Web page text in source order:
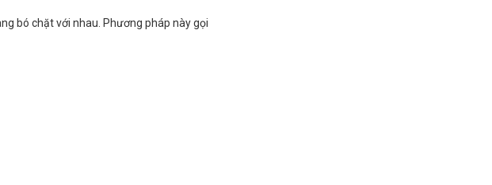
bó chặt với nhau. Phương pháp này gọi